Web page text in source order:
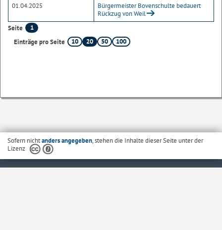
01.04.2025
Bürgermeister Bovenschulte bedauert
Rückzug von Weil
Seite
1
Einträge pro Seite
10 20 50 100
Sofern nichtanders angegeben, stehen die Inhalte dieser Seite unter der
Lizenz